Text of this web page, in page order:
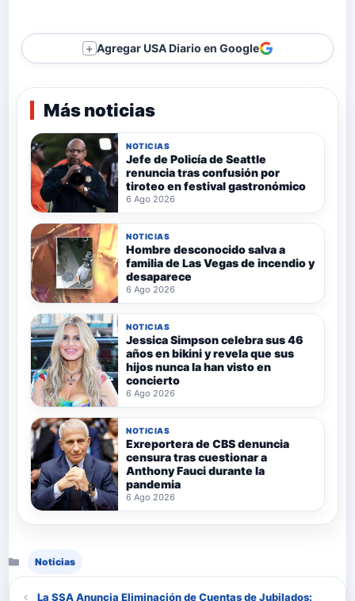
＋ Agregar USA Diario en Google
Más noticias
NOTICIAS
Jefe de Policía de Seattle
renuncia tras confusión por
tiroteo en festival gastronómico
6 Ago 2026
NOTICIAS
Hombre desconocido salva a
familia de Las Vegas de incendio y
desaparece
6 Ago 2026
NOTICIAS
Jessica Simpson celebra sus 46
años en bikini y revela que sus
hijos nunca la han visto en
concierto
6 Ago 2026
NOTICIAS
Exreportera de CBS denuncia
censura tras cuestionar a
Anthony Fauci durante la
pandemia
6 Ago 2026
Noticias
La SSA Anuncia Eliminación de Cuentas de Jubilados: